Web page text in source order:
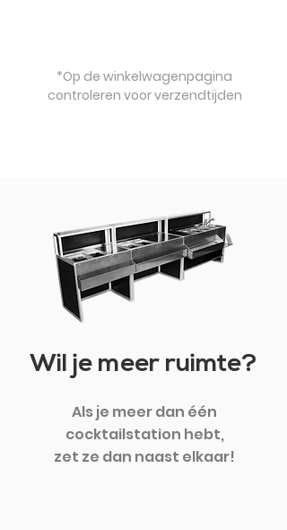
*Op de winkelwagenpagina
controleren voor verzendtijden
Wil je meer ruimte?
Als je meer dan één
cocktailstation hebt,
zet ze dan naast elkaar!